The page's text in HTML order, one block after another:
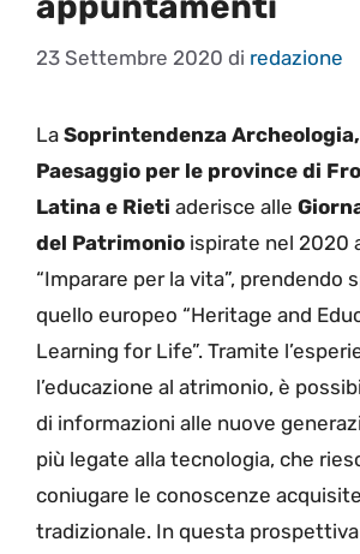
23 Settembre 2020 di redazione
La Soprintendenza
Paesaggio per le province di
Latina e Rieti aderisce alle
del Patrimonio ispirate nel 2020
“Imparare per la vita”, prendendo
quello europeo “Heritage and
Learning for Life”. Tramite
l’educazione al atrimonio, è
di informazioni alle nuove
più legate alla tecnologia, che
coniugare le conoscenze
tradizionale. In questa